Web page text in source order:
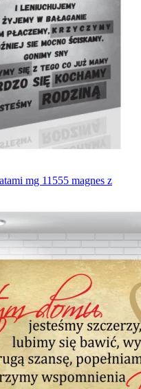
mg 11555 magnes z